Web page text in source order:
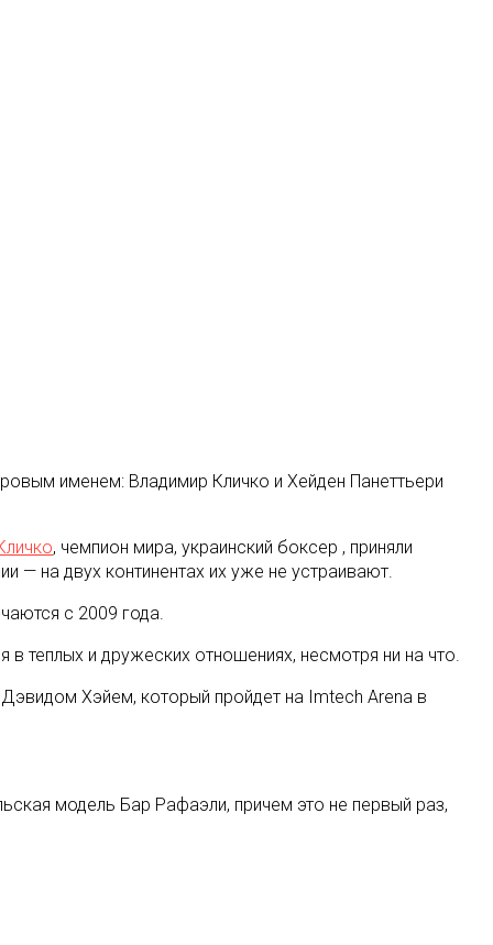
именем: Владимир Кличко и Хейден Панеттьери
, чемпион мира, украинский боксер , приняли
— на двух континентах их уже не устраивают.
с 2009 года.
теплых и дружеских отношениях, несмотря ни на что.
Хэйем, который пройдет на Imtech Arena в
модель Бар Рафаэли, причем это не первый раз,